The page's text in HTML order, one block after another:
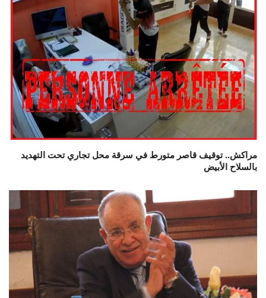
مراكش.. توقيف قاصر متورط في سرقة محل تجاري تحت التهديد
بالسلاح الأبيض